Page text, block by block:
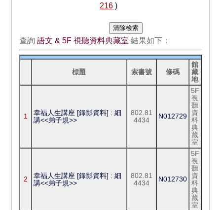
216)
查詢 語文 & 5F 視聽資料典藏室 結果如下：
標題 索書號 條碼
館
藏
地
1
幸福人生講座 [錄影資料] : 細
講<<弟子規>>
802.81
4434
N012729
5F
視
聽
資
料
典
藏
室
2
幸福人生講座 [錄影資料] : 細
講<<弟子規>>
802.81
4434
N012730
5F
視
聽
資
料
典
藏
室